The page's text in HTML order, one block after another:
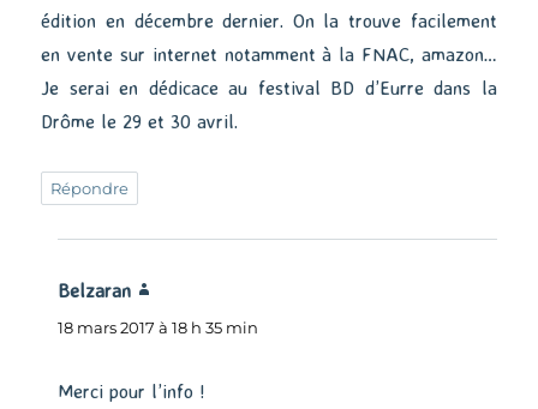
édition en décembre dernier. On la trouve facilement
en vente sur internet notamment à la FNAC, amazon…
Je serai en dédicace au festival BD d’Eurre dans la
Drôme le 29 et 30 avril.
Répondre
Belzaran
18 mars 2017 à 18 h 35 min
Merci pour l’info !